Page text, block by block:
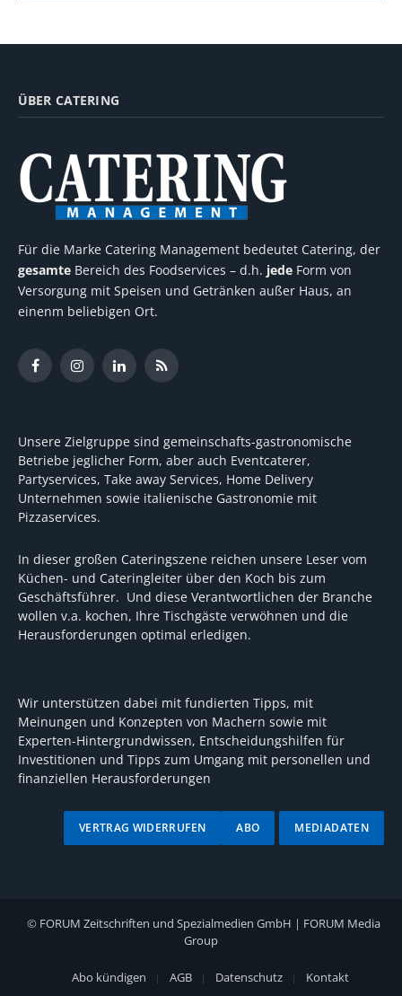
ÜBER CATERING
Für die Marke Catering Management bedeutet Catering, der
gesamte Bereich des Foodservices – d.h. jede Form von
Versorgung mit Speisen und Getränken außer Haus, an
einenm beliebigen Ort.
FacebookInstagramLinkedInRSS
Unsere Zielgruppe sind gemeinschafts-gastronomische
Betriebe jeglicher Form, aber auch Eventcaterer,
Partyservices, Take away Services, Home Delivery
Unternehmen sowie italienische Gastronomie mit
Pizzaservices.
In dieser großen Cateringszene reichen unsere Leser vom
Küchen- und Cateringleiter über den Koch bis zum
Geschäftsführer. Und diese Verantwortlichen der Branche
wollen v.a. kochen, Ihre Tischgäste verwöhnen und die
Herausforderungen optimal erledigen.
Wir unterstützen dabei mit fundierten Tipps, mit
Meinungen und Konzepten von Machern sowie mit
Experten-Hintergrundwissen, Entscheidungshilfen für
Investitionen und Tipps zum Umgang mit personellen und
finanziellen Herausforderungen
MEDIADATEN
ABO
VERTRAG WIDERRUFEN
© FORUM Zeitschriften und Spezialmedien GmbH | FORUM Media
Group
Abo kündigen AGB Datenschutz
Kontakt